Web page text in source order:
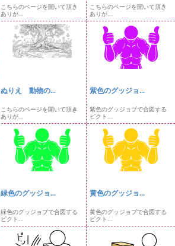
こちらのページを開いて頂き
ありが...
こちらのページを開いて頂き
ありが...
ぬりえ 動物の...
こちらのページを開いて頂き
ありが...
紫色のグッジョ...
紫色のグッジョブで合図する
ピクト...
緑色のグッジョ...
緑色のグッジョブで合図する
ピクト...
黄色のグッジョ...
黄色のグッジョブで合図する
ピクト...